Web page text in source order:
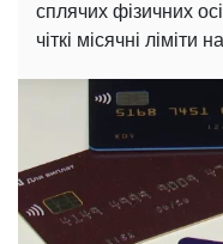
сплячих фізичних
чіткі місячні ліміти